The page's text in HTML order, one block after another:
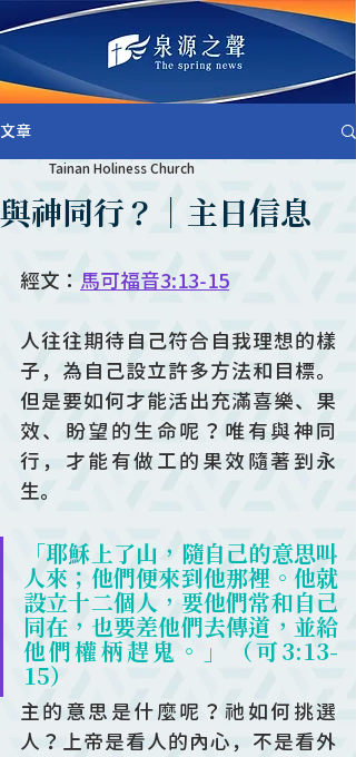
文章
與神同行？｜主日信息
Tainan Holiness Church
經文： 馬可福音3:13-15
人往往期待自己符合自我理想的樣
子，為自己設立許多方法和目標。
但是要如何才能活出充滿喜樂、果
效、盼望的生命呢？唯有與神同
行，才能有做工的果效隨著到永
生。
「耶穌上了山，隨自己的意思叫
人來；他們便來到他那裡。他就
設立十二個人，要他們常和自己
同在，也要差他們去傳道，並給
他們權柄趕鬼。」（可3:13-
15）
主的意思是什麼呢？祂如何挑選
人？上帝是看人的內心，不是看外